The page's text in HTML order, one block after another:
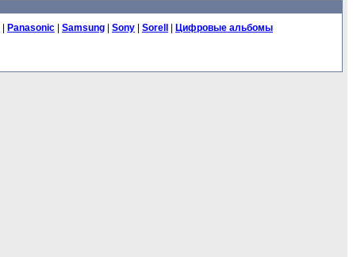
Panasonic Samsung Sony Sorell
Цифровые альбомы